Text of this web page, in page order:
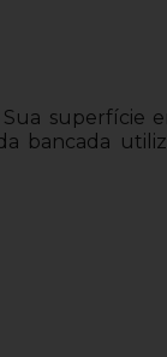
superfície
bancada